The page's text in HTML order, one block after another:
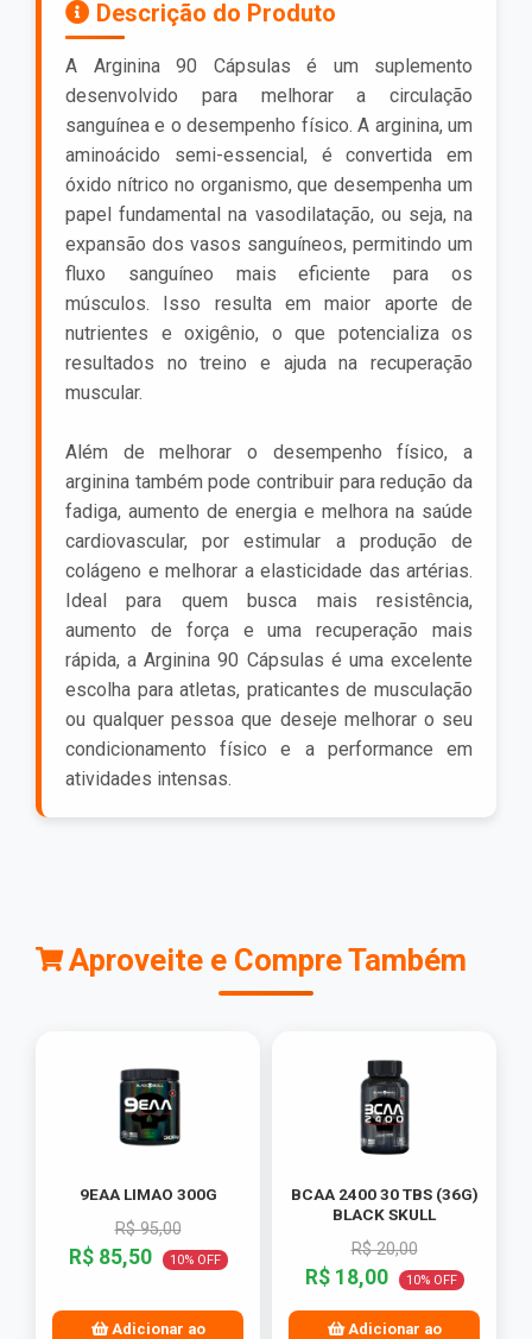
Descrição do Produto
A Arginina 90 Cápsulas é um suplemento
desenvolvido para melhorar a circulação
sanguínea e o desempenho físico. A arginina, um
aminoácido semi-essencial, é convertida em
óxido nítrico no organismo, que desempenha um
papel fundamental na vasodilatação, ou seja, na
expansão dos vasos sanguíneos, permitindo um
fluxo sanguíneo mais eficiente para os
músculos. Isso resulta em maior aporte de
nutrientes e oxigênio, o que potencializa os
resultados no treino e ajuda na recuperação
muscular.
Além de melhorar o desempenho físico, a
arginina também pode contribuir para redução da
fadiga, aumento de energia e melhora na saúde
cardiovascular, por estimular a produção de
colágeno e melhorar a elasticidade das artérias.
Ideal para quem busca mais resistência,
aumento de força e uma recuperação mais
rápida, a Arginina 90 Cápsulas é uma excelente
escolha para atletas, praticantes de musculação
ou qualquer pessoa que deseje melhorar o seu
condicionamento físico e a performance em
atividades intensas.
Aproveite e Compre Também
9EAA LIMAO 300G
R$ 95,00
R$ 85,50 10% OFF
Adicionar ao
BCAA 2400 30 TBS (36G)
BLACK SKULL
R$ 20,00
R$ 18,00 10% OFF
Adicionar ao